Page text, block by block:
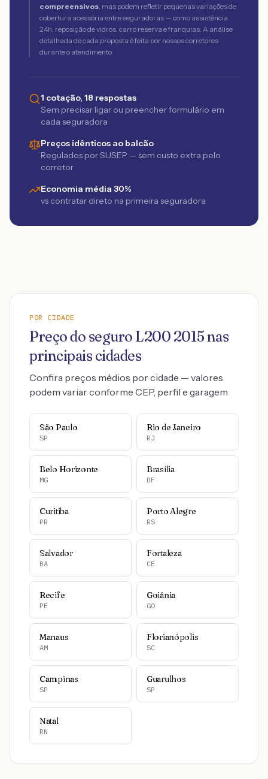
compreensivos, mas podem refletir pequenas variações de
cobertura acessória entre seguradoras — como assistência
24h, reposição de vidros, carro reserva e franquias. A análise
detalhada de cada proposta é feita por nossos corretores
durante o atendimento.
1 cotação, 18 respostas
Sem precisar ligar ou preencher formulário em
cada seguradora
Preços idênticos ao balcão
Regulados por SUSEP — sem custo extra pelo
corretor
Economia média 30%
vs contratar direto na primeira seguradora
POR CIDADE
Preço do seguro L200 2015nas
principais cidades
Confira preços médios por cidade — valores
podem variar conforme CEP, perfil e garagem
São Paulo
SP
Rio de Janeiro
RJ
Belo Horizonte
MG
Brasília
DF
Curitiba
PR
Porto Alegre
RS
Salvador
BA
Fortaleza
CE
Recife
PE
Goiânia
GO
Manaus
AM
Florianópolis
SC
Campinas
SP
Guarulhos
SP
Natal
RN